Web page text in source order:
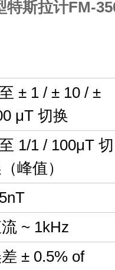
斯拉计FM-
± 1 / ± 10 / ±
μT 切换
1/1 / 100μT 切
峰值）
~ 1kHz
± 0.5% of